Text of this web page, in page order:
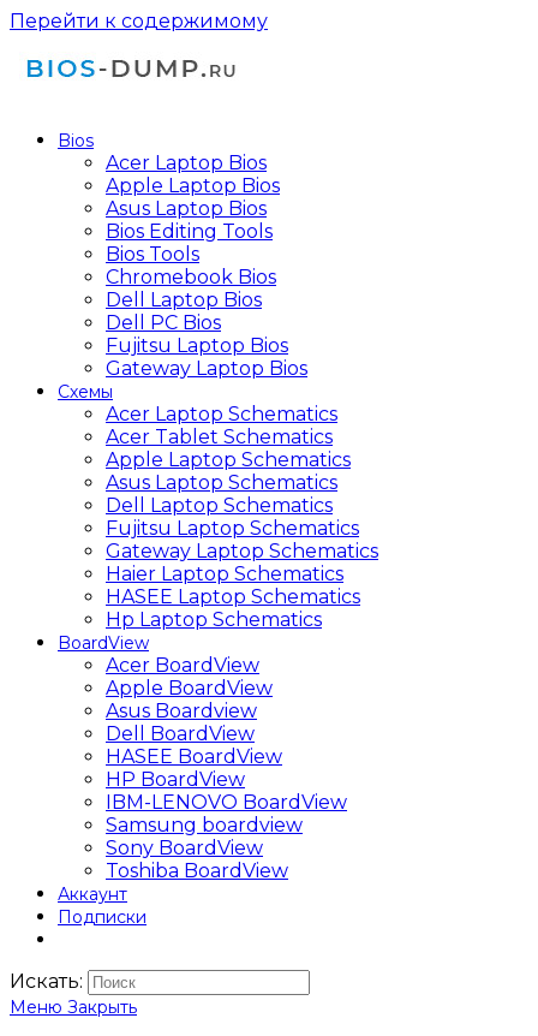
Перейти к содержимому
Bios
Acer Laptop Bios
Apple Laptop Bios
Asus Laptop Bios
Bios Editing Tools
Bios Tools
Chromebook Bios
Dell Laptop Bios
Dell PC Bios
Fujitsu Laptop Bios
Gateway Laptop Bios
Схемы
Acer Laptop Schematics
Acer Tablet Schematics
Apple Laptop Schematics
Asus Laptop Schematics
Dell Laptop Schematics
Fujitsu Laptop Schematics
Gateway Laptop Schematics
Haier Laptop Schematics
HASEE Laptop Schematics
Hp Laptop Schematics
BoardView
Acer BoardView
Apple BoardView
Asus Boardview
Dell BoardView
HASEE BoardView
HP BoardView
IBM-LENOVO BoardView
Samsung boardview
Sony BoardView
Toshiba BoardView
Аккаунт
Подписки
Искать:
Меню Закрыть